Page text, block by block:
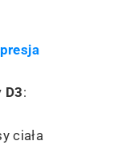
D3:
ciała